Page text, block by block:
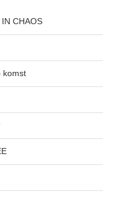
CHAOS
komst